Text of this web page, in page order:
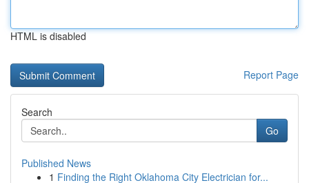
HTML is disabled
Report Page
Search
Go
Published News
1 Finding the Right Oklahoma City Electrician for...